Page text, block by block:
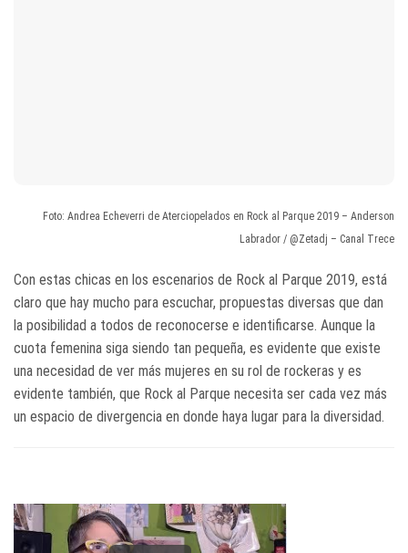
Foto: Andrea Echeverri de Aterciopelados en Rock al Parque 2019 – Anderson
Labrador / @Zetadj – Canal Trece
Con estas chicas en los escenarios de Rock al Parque 2019, está
claro que hay mucho para escuchar, propuestas diversas que dan
la posibilidad a todos de reconocerse e identificarse. Aunque la
cuota femenina siga siendo tan pequeña, es evidente que existe
una necesidad de ver más mujeres en su rol de rockeras y es
evidente también, que Rock al Parque necesita ser cada vez más
un espacio de divergencia en donde haya lugar para la diversidad.